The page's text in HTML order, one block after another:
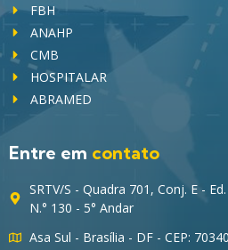
FBH
ANAHP
CMB
HOSPITALAR
ABRAMED
Entre em contato
SRTV/S - Quadra 701, Conj. E -
N.° 130 - 5° Andar
Asa Sul - Brasília - DF - CEP: